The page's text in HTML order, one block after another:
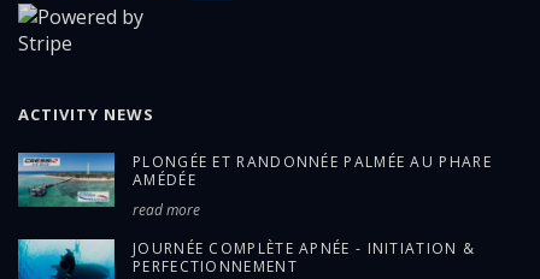
ACTIVITY NEWS
PLONGÉE ET RANDONNÉE PALMÉE AU PHARE
AMÉDÉE
read more
JOURNÉE COMPLÈTE APNÉE - INITIATION &
PERFECTIONNEMENT